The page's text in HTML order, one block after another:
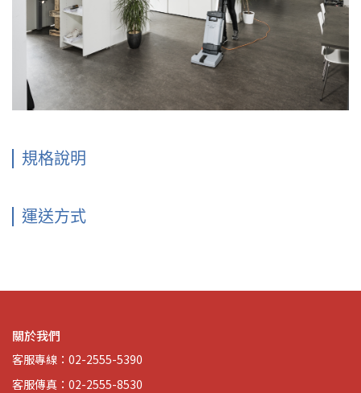
規格說明
運送方式
關於我們
客服專線：02-2555-5390
客服傳真：02-2555-8530